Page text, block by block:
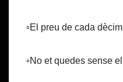
▫️El preu de cada
▫️No et quedes sense